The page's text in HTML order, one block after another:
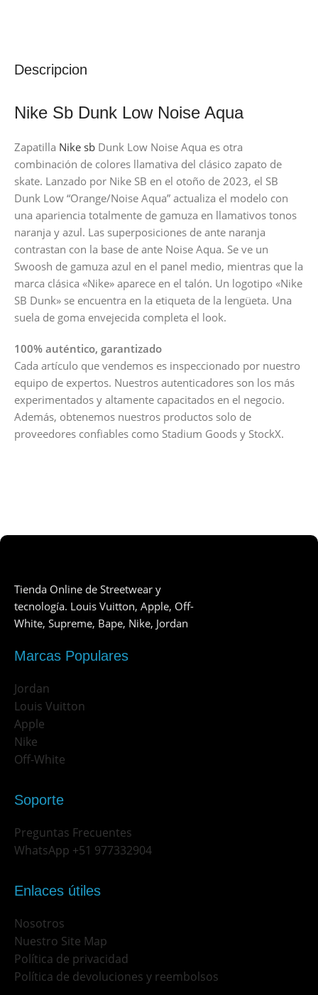
Descripcion
Nike Sb Dunk Low Noise Aqua
Zapatilla Nike sb Dunk Low Noise Aqua es otra
combinación de colores llamativa del clásico zapato de
skate. Lanzado por Nike SB en el otoño de 2023, el SB
Dunk Low “Orange/Noise Aqua” actualiza el modelo con
una apariencia totalmente de gamuza en llamativos tonos
naranja y azul. Las superposiciones de ante naranja
contrastan con la base de ante Noise Aqua. Se ve un
Swoosh de gamuza azul en el panel medio, mientras que la
marca clásica «Nike» aparece en el talón. Un logotipo «Nike
SB Dunk» se encuentra en la etiqueta de la lengüeta. Una
suela de goma envejecida completa el look.
100% auténtico, garantizado
Cada artículo que vendemos es inspeccionado por nuestro
equipo de expertos. Nuestros autenticadores son los más
experimentados y altamente capacitados en el negocio.
Además, obtenemos nuestros productos solo de
proveedores confiables como Stadium Goods y StockX.
Tienda Online de Streetwear y
tecnología. Louis Vuitton, Apple, Off-
White, Supreme, Bape, Nike, Jordan
Marcas Populares
Jordan
Louis Vuitton
Apple
Nike
Off-White
Soporte
Preguntas Frecuentes
WhatsApp +51 977332904
Enlaces útiles
Nosotros
Nuestro Site Map
Política de privacidad
Política de devoluciones y reembolsos